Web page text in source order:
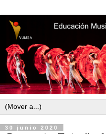
30 junio 2020